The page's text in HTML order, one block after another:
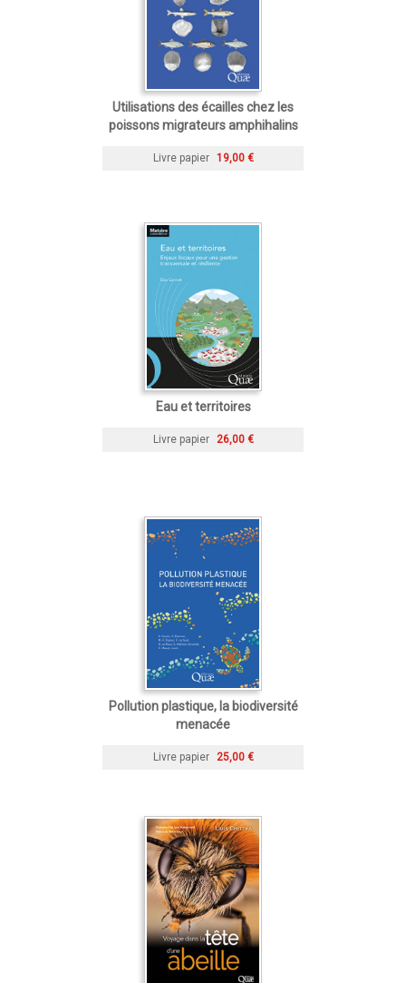
Utilisations des écailles chez les
poissons migrateurs amphihalins
Livre papier 19,00 €
Eau et territoires
Livre papier 26,00 €
Pollution plastique, la biodiversité
menacée
Livre papier 25,00 €